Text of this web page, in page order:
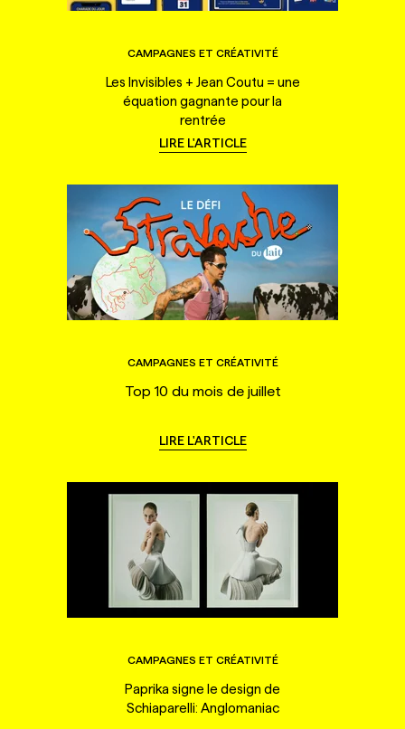
CAMPAGNES ET CRÉATIVITÉ
Les Invisibles + Jean Coutu = une
équation gagnante pour la
rentrée
LIRE L'ARTICLE
CAMPAGNES ET CRÉATIVITÉ
Top 10 du mois de juillet
LIRE L'ARTICLE
CAMPAGNES ET CRÉATIVITÉ
Paprika signe le design de
Schiaparelli: Anglomaniac